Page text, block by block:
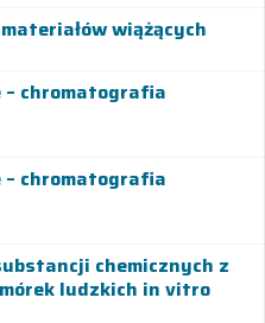
wiążących
chromatografia
chromatografia
chemicznych z
ludzkich in vitro